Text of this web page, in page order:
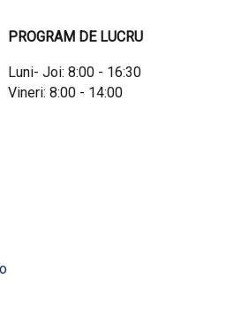
PROGRAM DE LUCRU
Luni- Joi: 8:00 - 16:30
Vineri: 8:00 - 14:00